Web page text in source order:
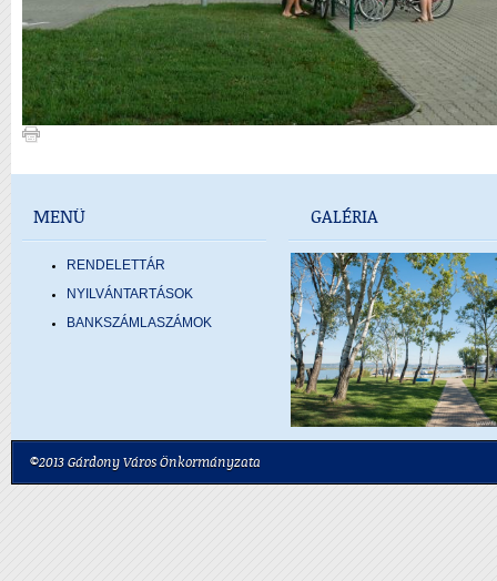
MENÜ
RENDELETTÁR
NYILVÁNTARTÁSOK
BANKSZÁMLASZÁMOK
GALÉRIA
©2013 Gárdony Város Önkormányzata